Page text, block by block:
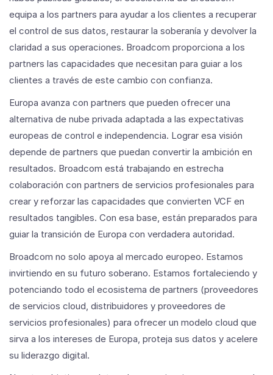
equipa a los partners para ayudar a los clientes a recuperar
el control de sus datos, restaurar la soberanía y devolver la
claridad a sus operaciones. Broadcom proporciona a los
partners las capacidades que necesitan para guiar a los
clientes a través de este cambio con confianza.
Europa avanza con partners que pueden ofrecer una
alternativa de nube privada adaptada a las expectativas
europeas de control e independencia. Lograr esa visión
depende de partners que puedan convertir la ambición en
resultados. Broadcom está trabajando en estrecha
colaboración con partners de servicios profesionales para
crear y reforzar las capacidades que convierten VCF en
resultados tangibles. Con esa base, están preparados para
guiar la transición de Europa con verdadera autoridad.
Broadcom no solo apoya al mercado europeo. Estamos
invirtiendo en su futuro soberano. Estamos fortaleciendo y
potenciando todo el ecosistema de partners (proveedores
de servicios cloud, distribuidores y proveedores de
servicios profesionales) para ofrecer un modelo cloud que
sirva a los intereses de Europa, proteja sus datos y acelere
su liderazgo digital.